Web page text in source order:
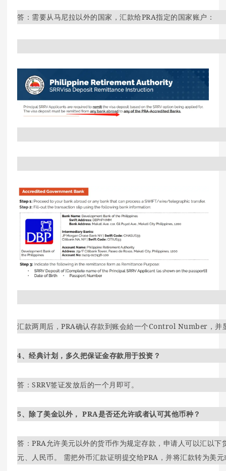
答：需要从马尼拉以外的国家，汇款给PRA指定的国家账户：
汇款两周后，PRA确认存款到账会給一个Control Number，并
4、经典计划，多久把保证金存款用于投资？
答：SRRV签证发放后的一个月即可。
5、除了美金以外， PRA是否还允许或者认可其他币种？
答：PRA允许美元以外的货币作为规定存款，申请人可以汇以
元、人民币。 需把外币汇款证明提交给PRA，并将汇款转为美